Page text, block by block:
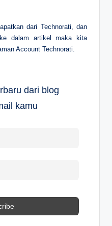
dari Technorati, dan
dalam artikel maka kita
Account Technorati.
dari blog
kamu